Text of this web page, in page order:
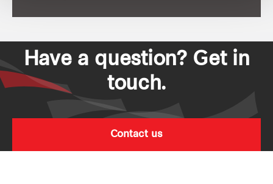
Have a question? Get in
touch.
Contact us